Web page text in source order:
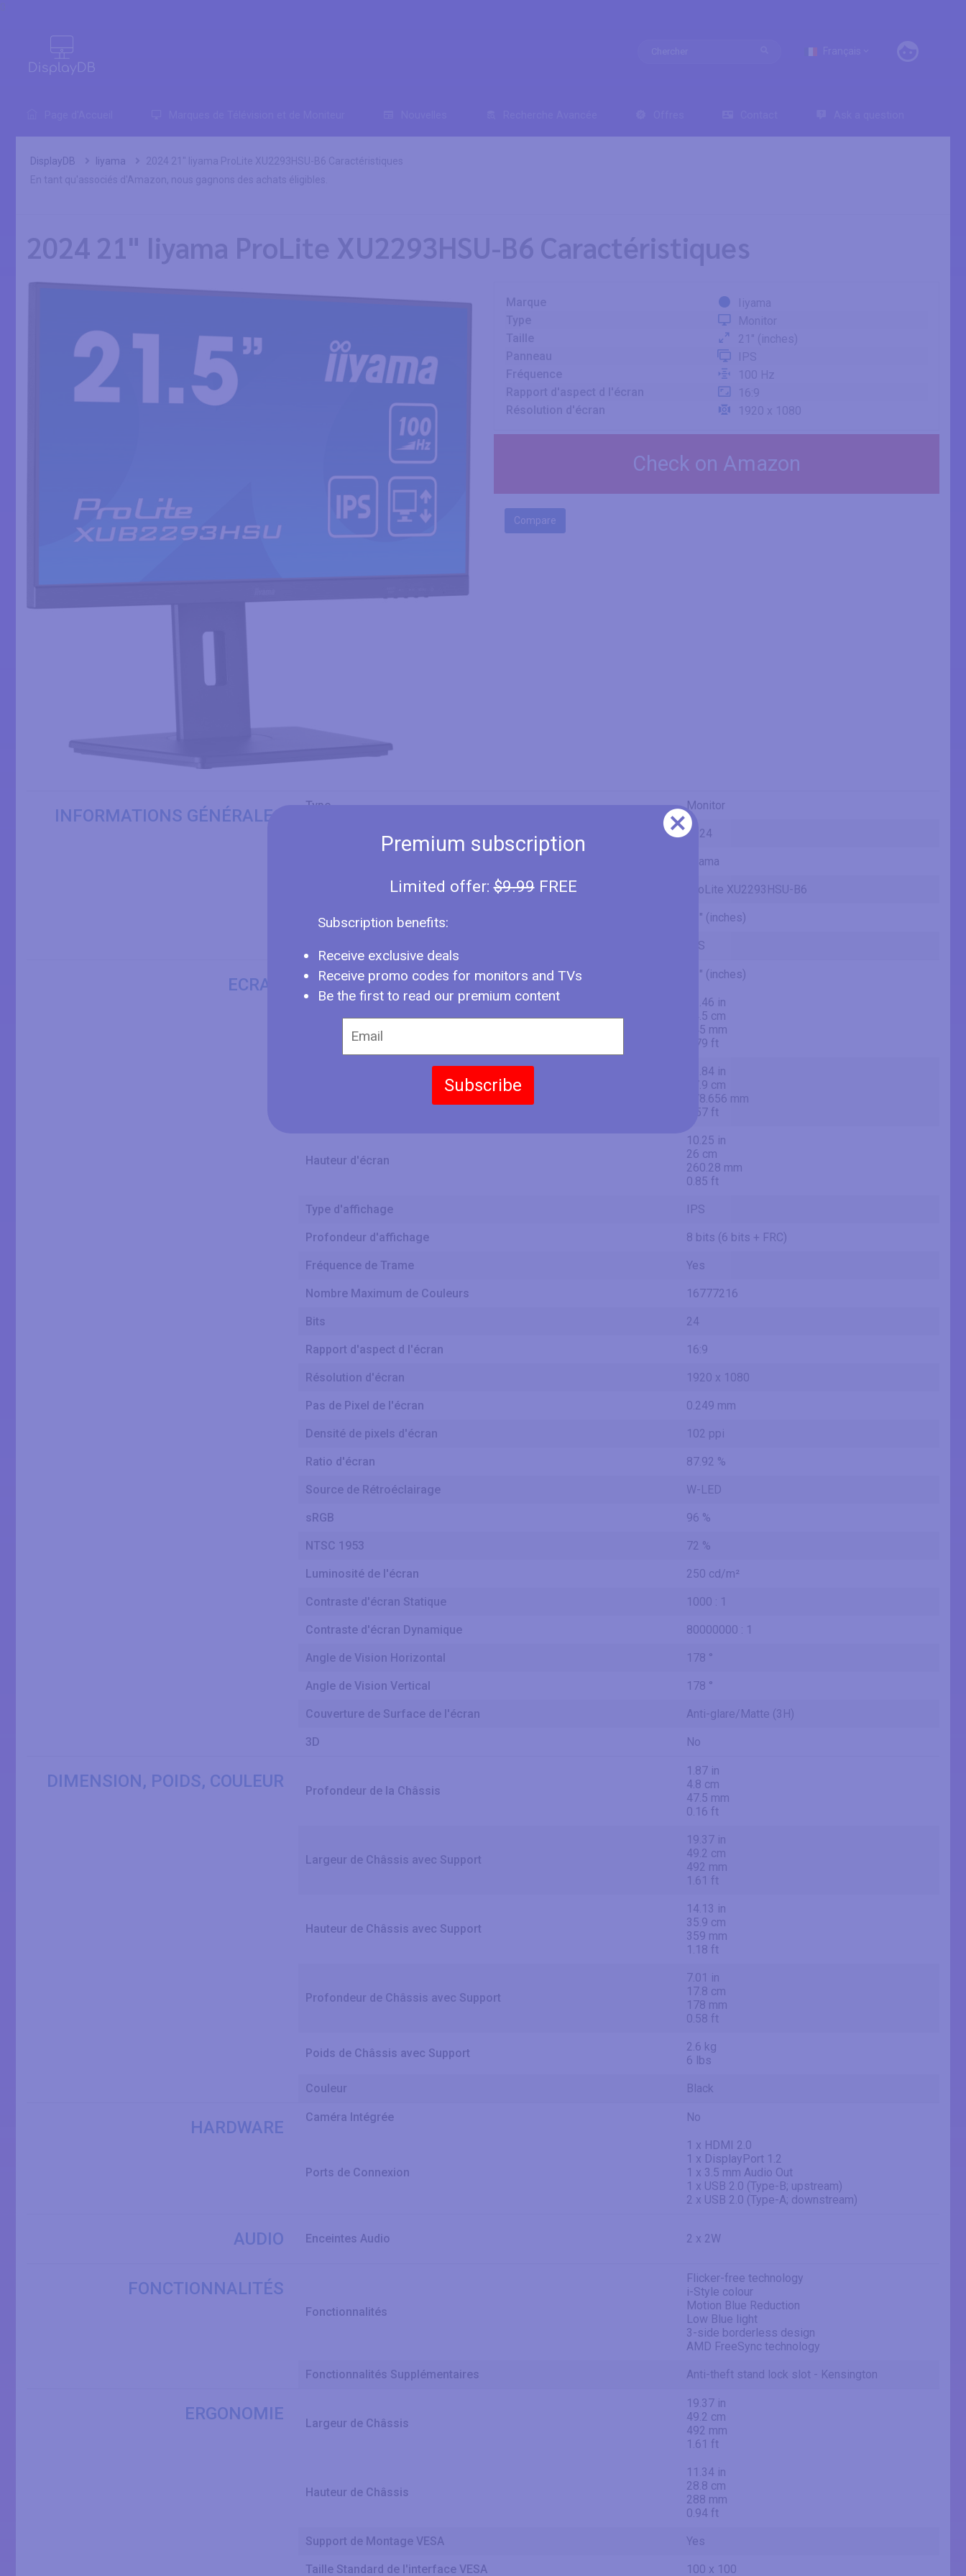
Premium subscription
Limited offer:$9.99FREE
Subscription benefits:
Receive exclusive deals
Receive promo codes for monitors and TVs
Be the first to read our premium content
Subscribe
DisplayDB Iiyama
2024 21" Iiyama ProLite XU2293HSU-B6 Caractéristiques
En tant qu'associés d'Amazon, nous gagnons des achats éligibles.
2024 21" Iiyama ProLite XU2293HSU-B6 Caractéristiques
Marque
Iiyama
Taille
21" (inches)
Fréquence
100 Hz
Résolution d'écran
1920 x 1080
Check on Amazon
Compare
INFORMATIONS GÉNÉRALES
Type Monitor
2024
Iiyama
Numéro de Modèle ProLite XU2293HSU-B6
Taille 21" (inches)
IPS
ECRAN
Classe de Taille d'écran 21" (inches)
Taille Diagonale
21.46 in
54.5 cm
545 mm
1.79 ft
18.84 in
47.9 cm
478.656 mm
1.57 ft
Hauteur d'écran
10.25 in
26 cm
260.28 mm
0.85 ft
Type d'affichage IPS
Profondeur d'affichage 8 bits (6 bits + FRC)
Fréquence de Trame Yes
Nombre Maximum de Couleurs 16777216
Bits 24
Rapport d'aspect d l'écran 16:9
Résolution d'écran 1920 x 1080
Pas de Pixel de l'écran 0.249 mm
Densité de pixels d'écran 102 ppi
Ratio d'écran 87.92 %
Source de Rétroéclairage W-LED
sRGB 96 %
NTSC 1953 72 %
Luminosité de l'écran 250 cd/m²
Contraste d'écran Statique 1000 : 1
Contraste d'écran Dynamique 80000000 : 1
Angle de Vision Horizontal 178 °
Angle de Vision Vertical 178 °
Couverture de Surface de l'écran Anti-glare/Matte (3H)
3D No
DIMENSION, POIDS, COULEUR Profondeur de la Châssis
1.87 in
4.8 cm
47.5 mm
0.16 ft
Largeur de Châssis avec Support
19.37 in
49.2 cm
492 mm
1.61 ft
Hauteur de Châssis avec Support
14.13 in
35.9 cm
359 mm
1.18 ft
Profondeur de Châssis avec Support
7.01 in
17.8 cm
178 mm
0.58 ft
Poids de Châssis avec Support
2.6 kg
6 lbs
Couleur Black
HARDWARE
Caméra Intégrée No
Ports de Connexion
1 x HDMI 2.0
1 x DisplayPort 1.2
1 x 3.5 mm Audio Out
1 x USB 2.0 (Type-B; upstream)
2 x USB 2.0 (Type-A; downstream)
AUDIO Enceintes Audio 2 x 2W
FONCTIONNALITÉS
Fonctionnalités
Flicker-free technology
i-Style colour
Motion Blue Reduction
Low Blue light
3-side borderless design
AMD FreeSync technology
Fonctionnalités Supplémentaires Anti-theft stand lock slot - Kensington
ERGONOMIE Largeur de Châssis
19.37 in
49.2 cm
492 mm
1.61 ft
Hauteur de Châssis
11.34 in
28.8 cm
288 mm
0.94 ft
Support de Montage VESA Yes
Taille Standard de l'interface VESA 100 x 100